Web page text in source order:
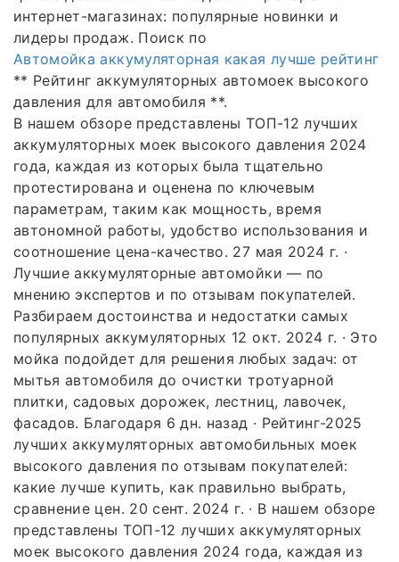
интернет-магазинах: популярные новинки и
лидеры продаж. Поиск по
Автомойка аккумуляторная какая лучше рейтинг
** Рейтинг аккумуляторных автомоек высокого
давления для автомобиля **.
В нашем обзоре представлены ТОП-12 лучших
аккумуляторных моек высокого давления 2024
года, каждая из которых была тщательно
протестирована и оценена по ключевым
параметрам, таким как мощность, время
автономной работы, удобство использования и
соотношение цена-качество. 27 мая 2024 г. ·
Лучшие аккумуляторные автомойки — по
мнению экспертов и по отзывам покупателей.
Разбираем достоинства и недостатки самых
популярных аккумуляторных 12 окт. 2024 г. · Это
мойка подойдет для решения любых задач: от
мытья автомобиля до очистки тротуарной
плитки, садовых дорожек, лестниц, лавочек,
фасадов. Благодаря 6 дн. назад · Рейтинг-2025
лучших аккумуляторных автомобильных моек
высокого давления по отзывам покупателей:
какие лучше купить, как правильно выбрать,
сравнение цен. 20 сент. 2024 г. · В нашем обзоре
представлены ТОП-12 лучших аккумуляторных
моек высокого давления 2024 года, каждая из